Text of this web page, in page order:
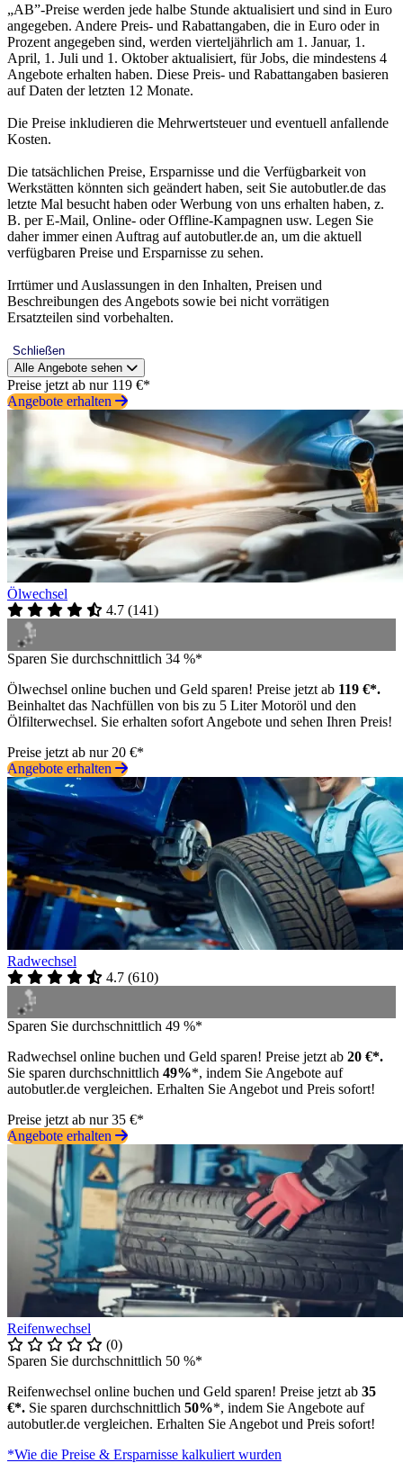
„AB”-Preise werden jede halbe Stunde aktualisiert und sind in Euro
angegeben. Andere Preis- und Rabattangaben, die in Euro oder in
Prozent angegeben sind, werden vierteljährlich am 1. Januar, 1.
April, 1. Juli und 1. Oktober aktualisiert, für Jobs, die mindestens 4
Angebote erhalten haben. Diese Preis- und Rabattangaben basieren
auf Daten der letzten 12 Monate.
Die Preise inkludieren die Mehrwertsteuer und eventuell anfallende
Kosten.
Die tatsächlichen Preise, Ersparnisse und die Verfügbarkeit von
Werkstätten könnten sich geändert haben, seit Sie autobutler.de das
letzte Mal besucht haben oder Werbung von uns erhalten haben, z.
B. per E-Mail, Online- oder Offline-Kampagnen usw. Legen Sie
daher immer einen Auftrag auf autobutler.de an, um die aktuell
verfügbaren Preise und Ersparnisse zu sehen.
Irrtümer und Auslassungen in den Inhalten, Preisen und
Beschreibungen des Angebots sowie bei nicht vorrätigen
Ersatzteilen sind vorbehalten.
Schließen
Alle Angebote sehen
Preise jetzt ab nur 119 €*
Angebote erhalten
Ölwechsel
4.7 (141)
Sparen Sie durchschnittlich 34 %*
Ölwechsel online buchen und Geld sparen! Preise jetzt ab 119 €*.
Beinhaltet das Nachfüllen von bis zu 5 Liter Motoröl und den
Ölfilterwechsel. Sie erhalten sofort Angebote und sehen Ihren Preis!
Preise jetzt ab nur 20 €*
Angebote erhalten
Radwechsel
4.7 (610)
Sparen Sie durchschnittlich 49 %*
Radwechsel online buchen und Geld sparen! Preise jetzt ab 20 €*.
Sie sparen durchschnittlich 49%*, indem Sie Angebote auf
autobutler.de vergleichen. Erhalten Sie Angebot und Preis sofort!
Preise jetzt ab nur 35 €*
Angebote erhalten
Reifenwechsel
(0)
Sparen Sie durchschnittlich 50 %*
Reifenwechsel online buchen und Geld sparen! Preise jetzt ab 35
€*. Sie sparen durchschnittlich 50%*, indem Sie Angebote auf
autobutler.de vergleichen. Erhalten Sie Angebot und Preis sofort!
*Wie die Preise & Ersparnisse kalkuliert wurden